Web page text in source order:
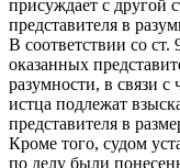
присуждает с другой
представителя в
В соответствии со
оказанных
разумности, в связи с
истца подлежат
представителя в
Кроме того, судом
по делу были